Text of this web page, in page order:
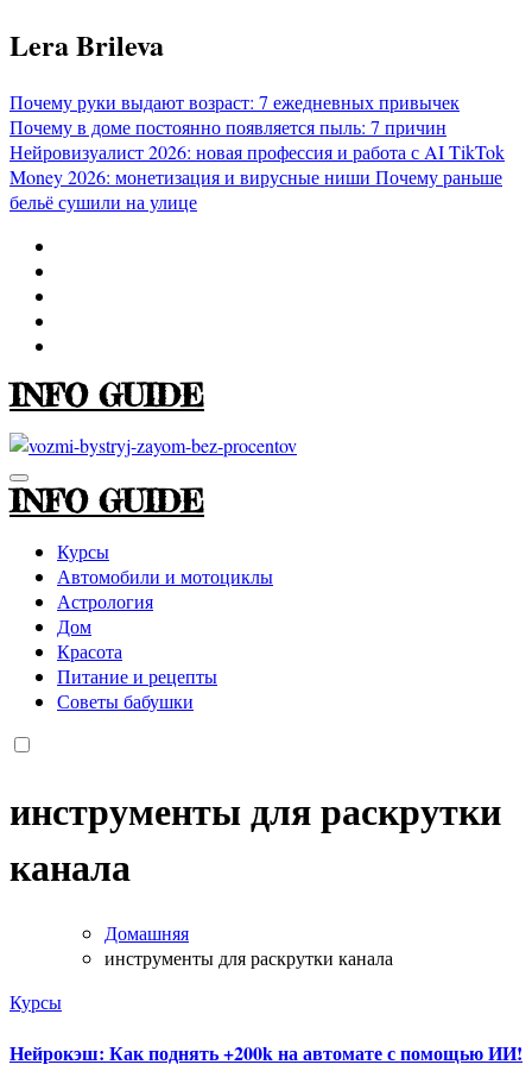
Перейти
к
Lera Brileva
Почему руки выдают возраст: 7 ежедневных привычек
Почему в доме постоянно появляется пыль: 7 причин
Нейровизуалист 2026: новая профессия и работа с AITikTok
Money 2026: монетизация и вирусные ниши Почему раньше
бельё сушили на улице
INFO GUIDE
INFO GUIDE
Курсы
Автомобили и мотоциклы
Астрология
Дом
Красота
Питание и рецепты
Советы бабушки
инструменты для раскрутки
канала
Домашняя
инструменты для раскрутки канала
Курсы
Нейрокэш: Как поднять +200k на автомате с помощью ИИ!